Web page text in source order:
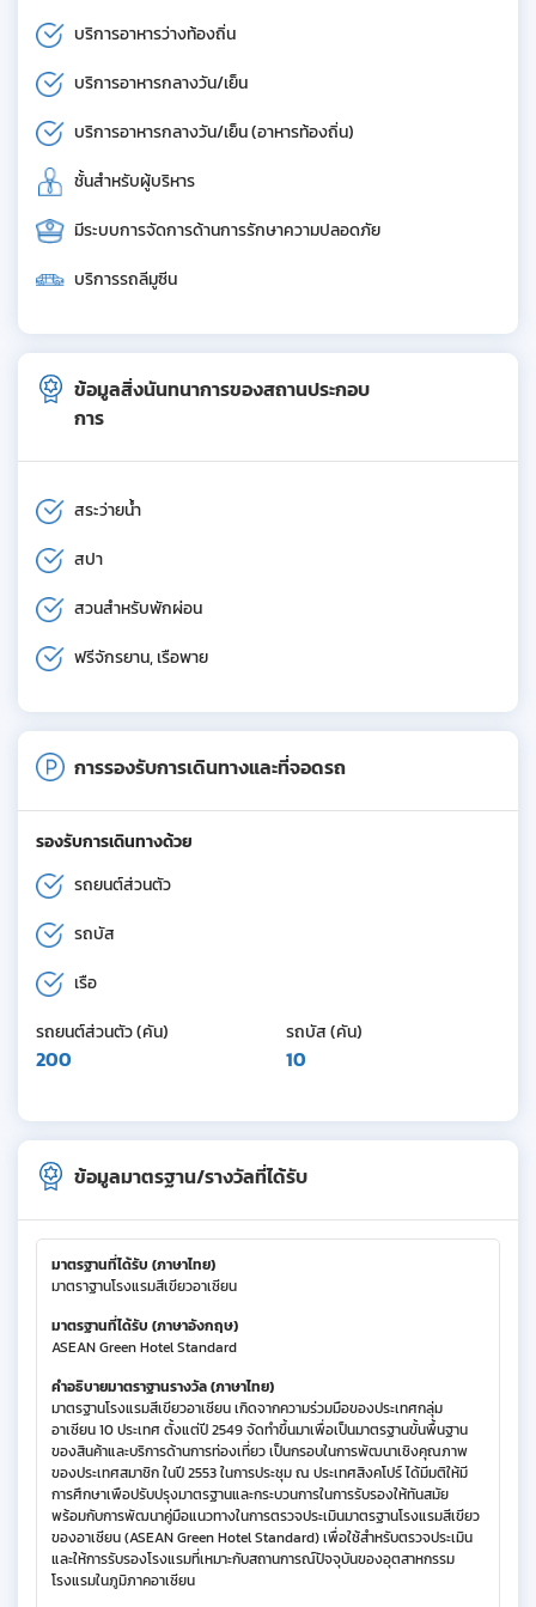
บริการอาหารว่างท้องถิ่น
บริการอาหารกลางวัน/เย็น
บริการอาหารกลางวัน/เย็น (อาหารท้องถิ่น)
ชั้นสำหรับผู้บริหาร
มีระบบการจัดการด้านการรักษาความปลอดภัย
บริการรถลีมูซีน
ข้อมูลสิ่งนันทนาการของสถานประกอบ
การ
สระว่ายน้ำ
สปา
สวนสำหรับพักผ่อน
ฟรีจักรยาน, เรือพาย
การรองรับการเดินทางและที่จอดรถ
รองรับการเดินทางด้วย
รถยนต์ส่วนตัว
รถบัส
เรือ
รถยนต์ส่วนตัว (คัน)
200
รถบัส (คัน)
10
ข้อมูลมาตรฐาน/รางวัลที่ได้รับ
มาตรฐานที่ได้รับ (ภาษาไทย)
มาตราฐานโรงแรมสีเขียวอาเซียน
มาตรฐานที่ได้รับ (ภาษาอังกฤษ)
ASEAN Green Hotel Standard
คำอธิบายมาตราฐานรางวัล (ภาษาไทย)
มาตรฐานโรงแรมสีเขียวอาเซียน เกิดจากความร่วมมือของประเทศกลุ่ม
อาเซียน 10 ประเทศ ตั้งแต่ปี 2549 จัดทำขึ้นมาเพื่อเป็นมาตรฐานขั้นพื้นฐาน
ของสินค้าและบริการด้านการท่องเที่ยว เป็นกรอบในการพัฒนาเชิงคุณภาพ
ของประเทศสมาชิก ในปี 2553 ในการประชุม ณ ประเทศสิงคโปร์ ได้มีมติให้มี
การศึกษาเพือปรับปรุงมาตรฐานและกระบวนการในการรับรองให้ทันสมัย
พร้อมกับการพัฒนาคู่มือแนวทางในการตรวจประเมินมาตรฐานโรงแรมสีเขียว
ของอาเซียน (ASEAN Green Hotel Standard) เพื่อใช้สำหรับตรวจประเมิน
และให้การรับรองโรงแรมที่เหมาะกับสถานการณ์ปัจจุบันของอุตสาหกรรม
โรงแรมในภูมิภาคอาเซียน